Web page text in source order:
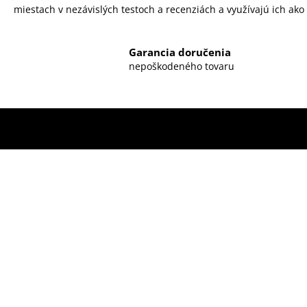
miestach v nezávislých testoch a recenziách a využívajú ich
Garancia doručenia
nepoškodeného tovaru